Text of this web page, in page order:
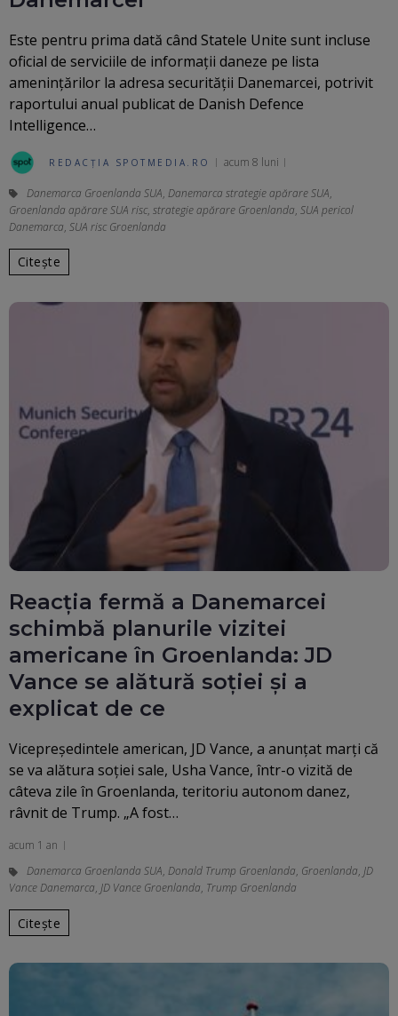
Este pentru prima dată când Statele Unite sunt incluse
oficial de serviciile de informații daneze pe lista
amenințărilor la adresa securității Danemarcei, potrivit
raportului anual publicat de Danish Defence
Intelligence…
REDACȚIA SPOTMEDIA.RO acum 8 luni
Danemarca Groenlanda SUA, Danemarca strategie apărare SUA,
Groenlanda apărare SUA risc, strategie apărare Groenlanda, SUA pericol
Danemarca, SUA risc Groenlanda
Citește
Reacția fermă a Danemarcei
schimbă planurile vizitei
americane în Groenlanda: JD
Vance se alătură soției și a
explicat de ce
Vicepreședintele american, JD Vance, a anunțat marți că
se va alătura soției sale, Usha Vance, într-o vizită de
câteva zile în Groenlanda, teritoriu autonom danez,
râvnit de Trump. „A fost…
acum 1 an
Danemarca Groenlanda SUA, Donald Trump Groenlanda, Groenlanda, JD
Vance Danemarca, JD Vance Groenlanda, Trump Groenlanda
Citește